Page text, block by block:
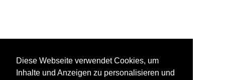
Diese Webseite verwendet Cookies, um
Inhalte und Anzeigen zu personalisieren und